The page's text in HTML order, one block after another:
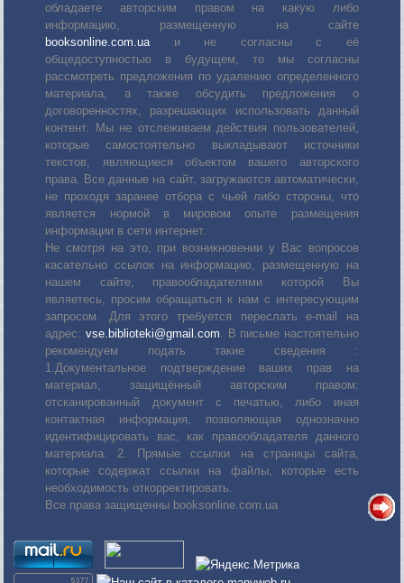
обладаете авторским правом на какую либо
информацию, размещенную на сайте
booksonline.com.uaи не согласны с её
общедоступностью в будущем, то мы согласны
рассмотреть предложения по удалению определенного
материала, а также обсудить предложения о
договоренностях, разрешающих использовать данный
контент. Мы не отслеживаем действия пользователей,
которые самостоятельно выкладывают источники
текстов, являющиеся объектом вашего авторского
права. Все данные на сайт, загружаются автоматически,
не проходя заранее отбора с чьей либо стороны, что
является нормой в мировом опыте размещения
информации в сети интернет.
Не смотря на это, при возникновении у Вас вопросов
касательно ссылок на информацию, размещенную на
нашем сайте, правообладателями которой Вы
являетесь, просим обращаться к нам с интересующим
запросом. Для этого требуется переслать е-mail на
адрес: vse.biblioteki@gmail.com. В письме настоятельно
рекомендуем подать такие сведения :
1.Документальное подтверждение ваших прав на
материал, защищённый авторским правом:
отсканированный документ с печатью, либо иная
контактная информация, позволяющая однозначно
идентифицировать вас, как правообладателя данного
материала. 2. Прямые ссылки на страницы сайта,
которые содержат ссылки на файлы, которые есть
необходимость откорректировать.
Все права защищенны booksonline.com.ua